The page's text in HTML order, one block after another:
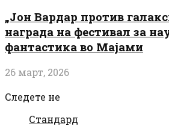
„Јон Вардар против
награда на фестивал за
фантастика во Мајами
26 март, 2026
Следете не
Стандард